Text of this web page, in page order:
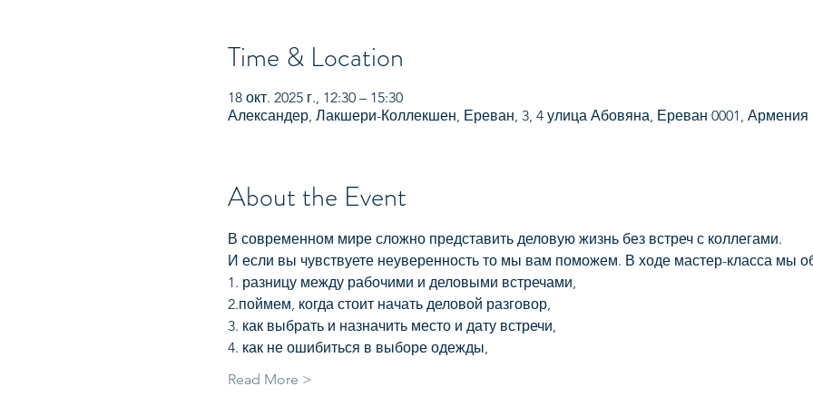
Time & Location
18 окт. 2025 г., 12:30 – 15:30
Александер, Лакшери-Коллекшен, Ереван, 3, 4 улица Абовяна, Ереван 0001, Армения
About the Event
В современном мире сложно представить деловую жизнь без встреч с коллегами.
И если вы чувствуете неуверенность то мы вам поможем. В ходе мастер-класса мы
1. разницу между рабочими и деловыми встречами,
2.поймем, когда стоит начать деловой разговор,
3. как выбрать и назначить место и дату встречи,
4. как не ошибиться в выборе одежды,
Read More >